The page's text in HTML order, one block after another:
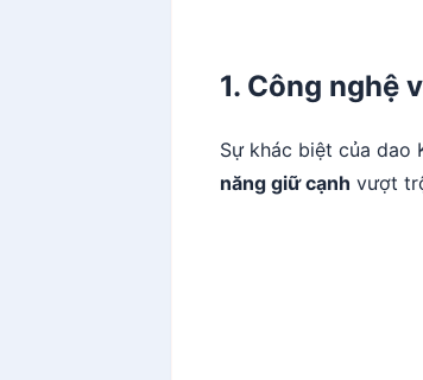
1. Công nghệ
Sự khác biệt của dao
năng giữ cạnh vượt